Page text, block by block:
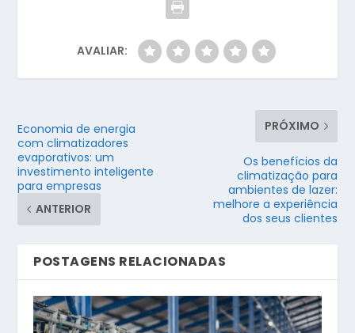
AVALIAR:
Economia de energia
com climatizadores
evaporativos: um
investimento inteligente
para empresas
ANTERIOR
PRÓXIMO
Os benefícios da
climatização para
ambientes de lazer:
melhore a experiência
dos seus clientes
POSTAGENS RELACIONADAS